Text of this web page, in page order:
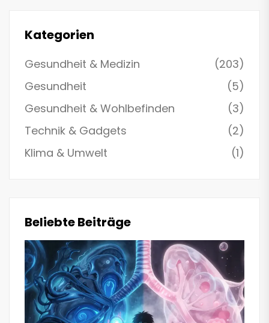
Kategorien
Gesundheit & Medizin
(203)
Gesundheit
(5)
Gesundheit & Wohlbefinden
(3)
Technik & Gadgets
(2)
Klima & Umwelt
(1)
Beliebte Beiträge